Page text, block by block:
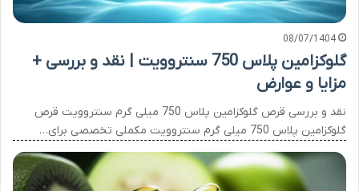
08/07/1404
گلوکزامین پلاس 750 سنتروویت | نقد و بررسی +
مزایا و عوارض
نقد و بررسی قرص گلوکزامین پلاس 750 میلی گرم سنتروویت قرص
گلوکزامین پلاس 750 میلی گرم سنتروویت مکملی تخصصی برای…